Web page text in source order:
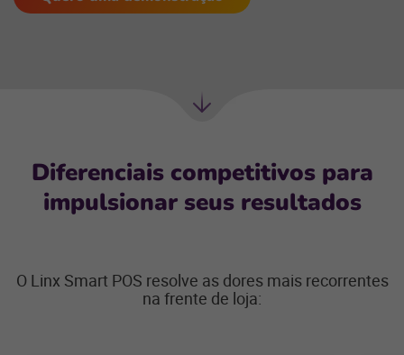
Diferenciais competitivos para
impulsionar seus resultados
O Linx Smart POS resolve as dores mais recorrentes
na frente de loja: